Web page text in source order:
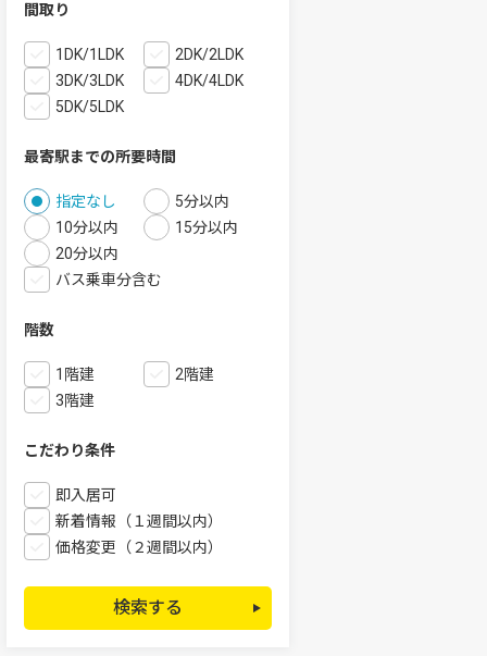
間取り
1DK/1LDK
2DK/2LDK
3DK/3LDK
4DK/4LDK
5DK/5LDK
最寄駅までの所要時間
指定なし
5分以内
10分以内
15分以内
20分以内
バス乗車分含む
階数
1階建
2階建
3階建
こだわり条件
即入居可
新着情報（１週間以内）
価格変更（２週間以内）
検索する